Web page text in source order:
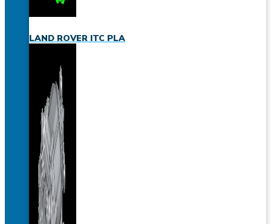
LAND ROVER ITC PLA